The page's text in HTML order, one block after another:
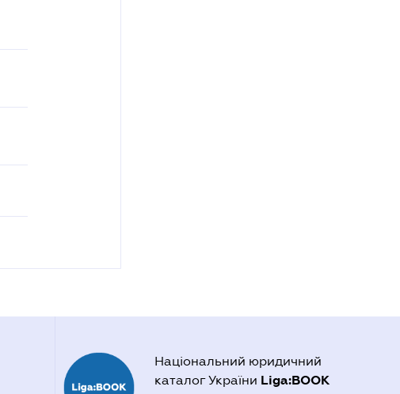
Національний юридичний
каталог України Liga:BOOK